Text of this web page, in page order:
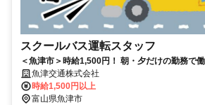
スクールバス運転スタッフ
＜魚津市＞時給1,500円！ 朝・夕だけの勤務で
の登下校を支えるお仕事です
魚津交通株式会社
時給1,500円以上
富山県魚津市